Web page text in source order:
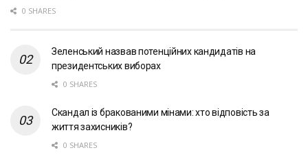
0 SHARES
Зеленський назвав потенційних кандидатів на
президентських виборах
0 SHARES
Скандал із бракованими мінами: хто відповість за
життя захисників?
0 SHARES